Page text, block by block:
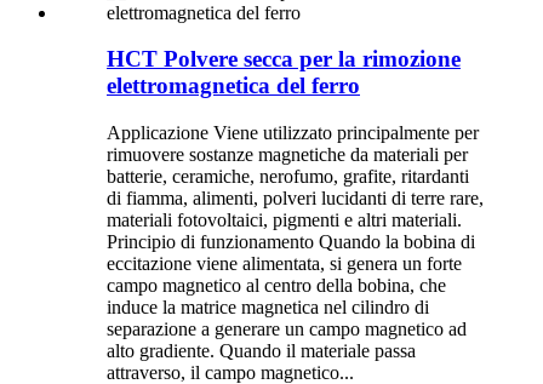
HCT Polvere secca per la rimozione
elettromagnetica del ferro
Applicazione Viene utilizzato principalmente per
rimuovere sostanze magnetiche da materiali per
batterie, ceramiche, nerofumo, grafite, ritardanti
di fiamma, alimenti, polveri lucidanti di terre rare,
materiali fotovoltaici, pigmenti e altri materiali.
Principio di funzionamento Quando la bobina di
eccitazione viene alimentata, si genera un forte
campo magnetico al centro della bobina, che
induce la matrice magnetica nel cilindro di
separazione a generare un campo magnetico ad
alto gradiente. Quando il materiale passa
attraverso, il campo magnetico...